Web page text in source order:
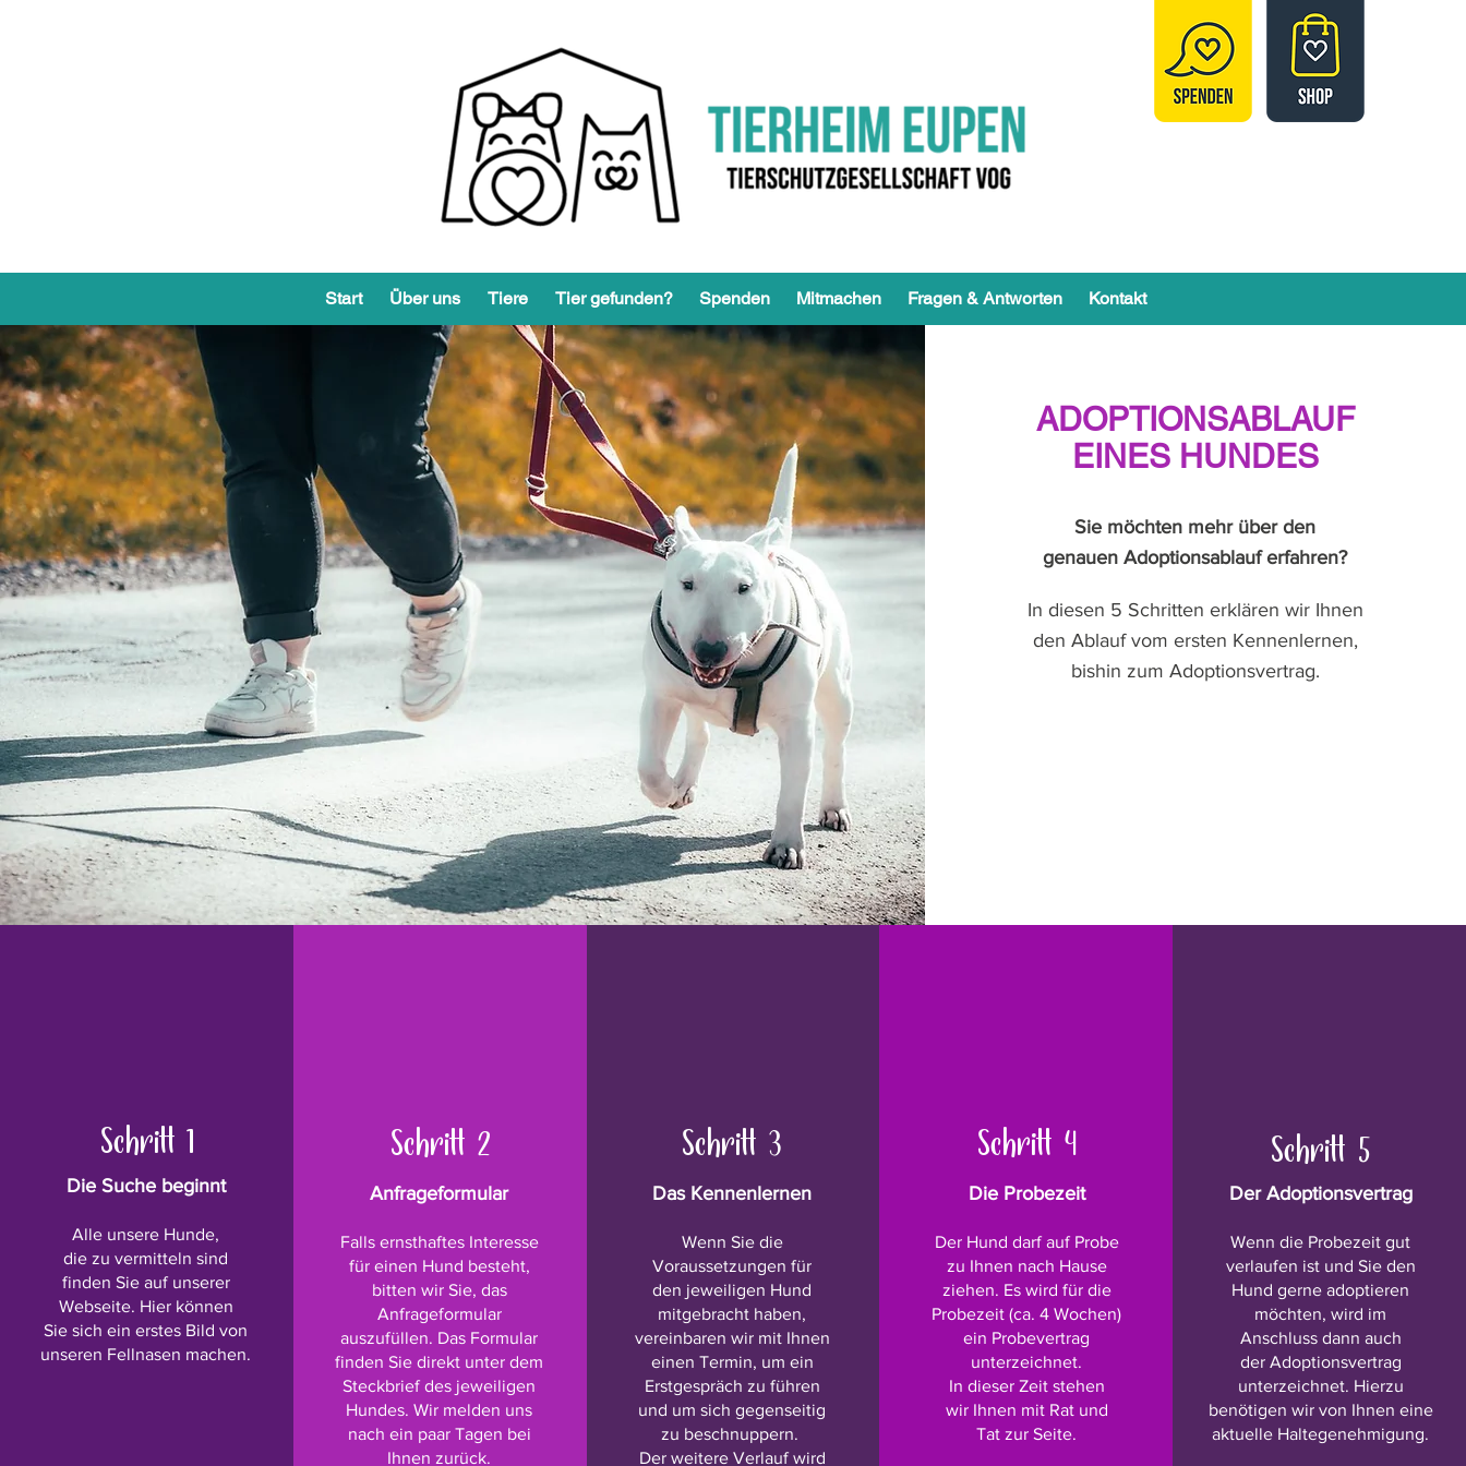
Start Über uns Tiere Tier gefunden? Spenden Mitmachen Fragen & Antworten Kontakt
ADOPTIONSABLAUF
EINES HUNDES
Sie möchten mehr über den
genauen Adoptionsablauf erfahren?
In diesen 5 Schritten erklären wir Ihnen
den Ablauf vom ersten Kennenlernen,
bishin zum Adoptionsvertrag.
Schritt 1
Die Suche beginnt
Alle unsere Hunde,
die zu vermitteln sind
finden Sie auf unserer
Webseite. Hier können
Sie sich ein erstes Bild von
unseren Fellnasen machen.
Schritt 2
Anfrageformular
Falls ernsthaftes Interesse
für einen Hund besteht,
bitten wir Sie, das
Anfrageformular
auszufüllen. Das Formular
finden Sie direkt unter dem
Steckbrief des jeweiligen
Hundes.Wir melden uns
nach ein paar Tagen bei
Ihnen zurück.
Schritt 3
Das Kennenlernen
Wenn Sie die
Voraussetzungen für
den jeweiligen Hund
mitgebracht haben,
vereinbaren wir mit Ihnen
einen Termin, um ein
Erstgespräch zu führen
und um sich gegenseitig
zu beschnuppern.
Der weitere Verlauf wird
Schritt 4
Die Probezeit
Der Hund darf auf Probe
zu Ihnen nach Hause
ziehen. Es wird für die
Probezeit (ca. 4 Wochen)
ein Probevertrag
unterzeichnet.
In dieser Zeit stehen
wir Ihnen mit Rat und
Tat zur Seite.
Schritt 5
Der Adoptionsvertrag
Wenn die Probezeit gut
verlaufen ist und Sie den
Hund gerne adoptieren
möchten, wird im
Anschluss dann auch
der Adoptionsvertrag
unterzeichnet. Hierzu
benötigen wir von Ihnen eine
aktuelle Haltegenehmigung.